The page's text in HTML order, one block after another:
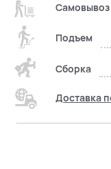
Самовывоз
Подъем
Сборка
Доставка